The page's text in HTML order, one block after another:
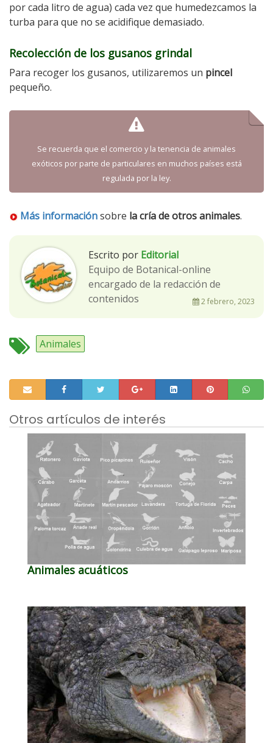
por cada litro de agua) cada vez que humedezcamos la
turba para que no se acidifique demasiado.
Recolección de los gusanos grindal
Para recoger los gusanos, utilizaremos un pincel
pequeño.
Se recuerda que el comercio y la tenencia de animales
exóticos por parte de particulares en muchos países está
regulada por la ley.
Más informaciónsobre la cría de otros animales.
Escrito por Editorial
Equipo de Botanical-online
encargado de la redacción de
contenidos
2 febrero, 2023
Animales
Otros artículos de interés
Animales acuáticos